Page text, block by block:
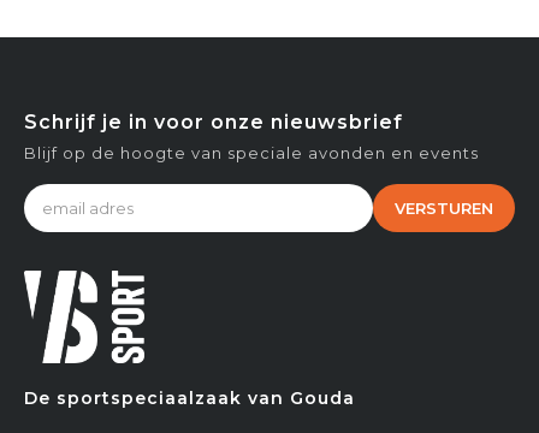
De sportspeciaalzaak van Gouda
Schrijf je in voor onze nieuwsbrief
Blijf op de hoogte van speciale avonden en events
VERSTUREN